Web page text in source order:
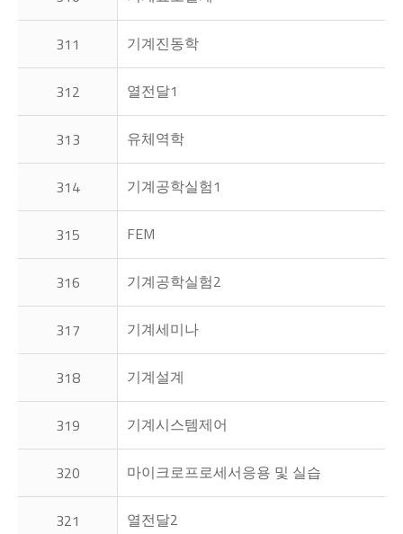
311 기계진동학
312 열전달1
313 유체역학
314 기계공학실험1
315 FEM
316 기계공학실험2
317 기계세미나
318 기계설계
319 기계시스템제어
320 마이크로프로세서응용 및 실습
321 열전달2